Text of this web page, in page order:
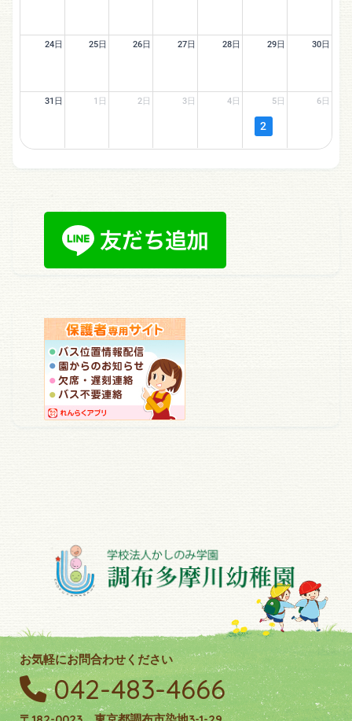
24日 25日 26日 27日 28日 29日 30日
31日 1日 2日 3日 4日 5日
2
6日
お気軽にお問合わせください
042-483-4666